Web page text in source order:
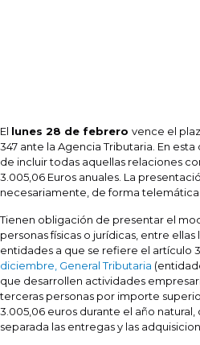
El lunes 28 de febrero vence el
347 ante la Agencia Tributaria. En
de incluir todas aquellas relaciones
3.005,06 Euros anuales. La
necesariamente, de forma telemática
Tienen obligación de presentar el
personas físicas o jurídicas, entre
entidades a que se refiere el artículo
diciembre, General Tributaria
que desarrollen actividades
terceras personas por importe
3.005,06 euros durante el año
separada las entregas y las